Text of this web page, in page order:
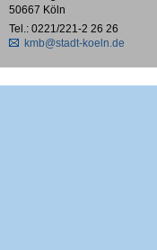
50667 Köln
Tel.: 0221/221-2 26 26
kmb@stadt-koeln.de